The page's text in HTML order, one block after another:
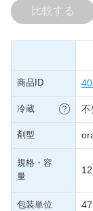
比較する
商品ID
冷蔵 不
剤型
規格・容
量
包装単位